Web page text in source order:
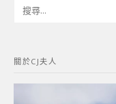
字:
關於CJ夫人